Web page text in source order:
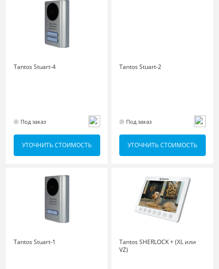
Tantos Stuart-4
Под заказ
УТОЧНИТЬ СТОИМОСТЬ
Tantos Stuart-2
Под заказ
УТОЧНИТЬ СТОИМОСТЬ
Tantos Stuart-1
Tantos SHERLOCK + (XL или
VZ)